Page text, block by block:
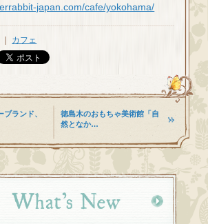
japan.com/cafe/yokohama/
カフェ
ランド、
徳島木のおもちゃ美術館「自
然となか…